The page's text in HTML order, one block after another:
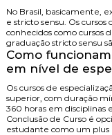
No Brasil, basicamente,
e stricto sensu. Os
conhecidos como cursos
graduação stricto sensu
Como
em nível de
Os cursos de
superior, com duração
360 horas em disciplinas
Conclusão de Curso é
estudante como um plus